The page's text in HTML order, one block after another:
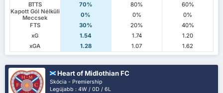
BTTS
70% 80%
60%
Kapott Gól Nélküli
Meccsek
0% 0%
0%
FTS
30% 20%
40%
xG
1.54 1.74
1.20
xGA
1.28 1.07 1.62
Heart of Midlothian FC
Skócia - Premiership
Legújabb : 4W / 0D / 6L